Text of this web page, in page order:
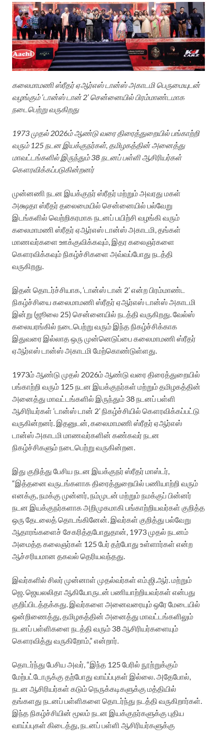
கலைமாமணி ஸ்ரீதர் ஏஆர்எஸ் டான்ஸ் அகாடமி பெருமையுடன்
வழங்கும் ‘டான்ஸ் டான் 2’ சென்னையில் பிரம்மாண்டமாக
நடைபெற்று வருகிறது
1973 முதல் 2026ம் ஆண்டு வரை திரைத்துறையில் பங்காற்றி
வரும் 125 நடன இயக்குநர்கள், தமிழகத்தின் அனைத்து
மாவட்டங்களில் இருந்தும் 38 நடனப் பள்ளி ஆசிரியர்கள்
கௌரவிக்கப்படுகின்றனர்
முன்னணி நடன இயக்குநர் ஸ்ரீதர் மற்றும் அவரது மகள்
அக்ஷதா ஸ்ரீதர் தலைமையில் சென்னையில் பல்வேறு
இடங்களில் வெற்றிகரமாக நடனப் பயிற்சி வழங்கி வரும்
கலைமாமணி ஸ்ரீதர் ஏஆர்எஸ் டான்ஸ் அகாடமி, தங்கள்
மாணவர்களை ஊக்குவிக்கவும், இதர கலைஞர்களை
கௌரவிக்கவும் நிகழ்ச்சிகளை அவ்வப்போது நடத்தி
வருகிறது.
இதன் தொடர்ச்சியாக, ‘டான்ஸ் டான் 2’ என்ற பிரம்மாண்ட
நிகழ்ச்சியை கலைமாமணி ஸ்ரீதர் ஏஆர்எஸ் டான்ஸ் அகாடமி
இன்று (ஜூலை 25) சென்னையில் நடத்தி வருகிறது. வேல்ஸ்
கலையரங்கில் நடைபெற்று வரும் இந்த நிகழ்ச்சிக்காக
இதுவரை இல்லாத ஒரு முன்னெடுப்பை கலைமாமணி ஸ்ரீதர்
ஏஆர்எஸ் டான்ஸ் அகாடமி மேற்கொண்டுள்ளது.
1973ம் ஆண்டு முதல் 2026ம் ஆண்டு வரை திரைத்துறையில்
பங்காற்றி வரும் 125 நடன இயக்குநர்கள் மற்றும் தமிழகத்தின்
அனைத்து மாவட்டங்களில் இருந்தும் 38 நடனப் பள்ளி
ஆசிரியர்கள் ‘டான்ஸ் டான் 2’ நிகழ்ச்சியில் கௌரவிக்கப்பட்டு
வருகின்றனர். இதனுடன், கலைமாமணி ஸ்ரீதர் ஏஆர்எஸ்
டான்ஸ் அகாடமி மாணவர்களின் கண்கவர் நடன
நிகழ்ச்சிகளும் நடைபெற்று வருகின்றன.
இது குறித்து பேசிய நடன இயக்குநர் ஸ்ரீதர் மாஸ்டர்,
“இத்தனை வருடங்களாக திரைத்துறையில் பணியாற்றி வரும்
எனக்கு, நமக்கு முன்னர், நம்முடன் மற்றும் நமக்குப் பின்னர்
நடன இயக்குநர்களாக அறிமுகமாகி பங்காற்றியவர்கள் குறித்த
ஒரு தேடலைத் தொடங்கினேன். இவர்கள் குறித்து பல்வேறு
ஆதாரங்களைச் சேகரித்தபோதுதான், 1973 முதல் நடனம்
அமைத்த கலைஞர்கள் 125 பேர் தற்போது உள்ளார்கள் என்ற
ஆச்சரியமான தகவல் தெரியவந்தது.
இவர்களில் சிலர் முன்னாள் முதல்வர்கள் எம்.ஜி.ஆர். மற்றும்
ஜெ. ஜெயலலிதா ஆகியோருடன் பணியாற்றியவர்கள் என்பது
குறிப்பிடத்தக்கது. இவர்களை அனைவரையும் ஒரே மேடையில்
ஒன்றிணைத்து, தமிழகத்தின் அனைத்து மாவட்டங்களிலும்
நடனப் பள்ளிகளை நடத்தி வரும் 38 ஆசிரியர்களையும்
கௌரவித்து வருகிறோம்,” என்றார்.
தொடர்ந்து பேசிய அவர், “இந்த 125 பேரில் நூற்றுக்கும்
மேற்பட்டோருக்கு தற்போது வாய்ப்புகள் இல்லை. அதேபோல்,
நடன ஆசிரியர்கள் கடும் நெருக்கடிகளுக்கு மத்தியில்
தங்களது நடனப் பள்ளிகளை தொடர்ந்து நடத்தி வருகிறார்கள்.
இந்த நிகழ்ச்சியின் மூலம் நடன இயக்குநர்களுக்கு புதிய
வாய்ப்புகள் கிடைத்து, நடனப் பள்ளி ஆசிரியர்களுக்கு